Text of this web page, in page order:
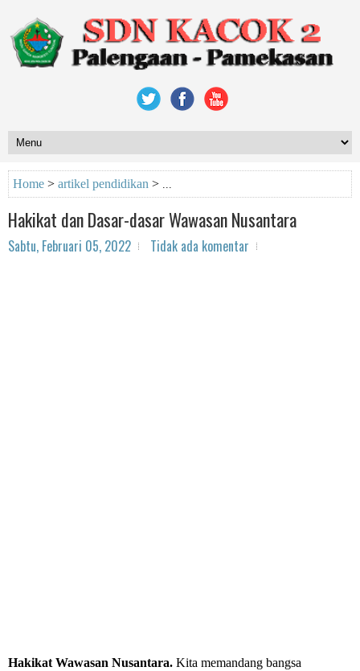
Home > artikel pendidikan >
Hakikat dan Dasar-dasar Wawasan Nusantara
Sabtu, Februari 05, 2022 Tidak ada komentar
Hakikat Wawasan Nusantara. Kita memandang bangsa